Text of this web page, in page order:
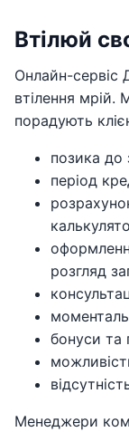
Втілюй
Онлайн-сервіс
втілення мрій.
порадують
позика до
період
розгляд
бонуси та
Менеджери